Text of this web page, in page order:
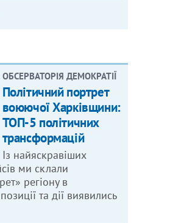
ОБСЕРВАТОРІЯ ДЕМОКРАТІЇ
Політичний портрет
воюючої Харківщини:
ТОП-5 політичних
трансформацій
Із найяскравіших
ми склали
регіону в
та дії виявились